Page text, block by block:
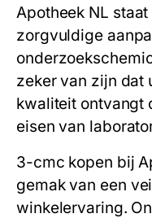
Apotheek NL
zorgvuldige
zeker van zijn dat
kwaliteit ontvangt
eisen van
3-cmc kopen bij
gemak van een
winkelervaring.